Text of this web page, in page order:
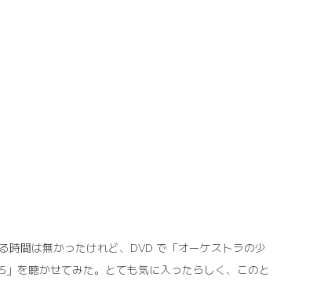
時間は無かったけれど、DVD で「オーケストラの少
を聴かせてみた。とても気に入ったらしく、このと